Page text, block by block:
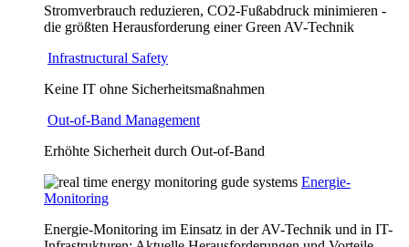
Stromverbrauch reduzieren, CO2-Fußabdruck minimieren -
die größten Herausforderung einer Green AV-Technik
Infrastructural Safety
Keine IT ohne Sicherheitsmaßnahmen
Out-of-Band Management
Erhöhte Sicherheit durch Out-of-Band
Energie-
Monitoring
Energie-Monitoring im Einsatz in der AV-Technik und in IT-